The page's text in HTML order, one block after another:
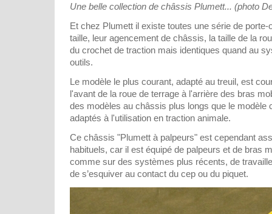
Une belle collection de châssis Plumett... (photo
Et chez Plumett il existe toutes une série de
taille, leur agencement de châssis, la taille de la
du crochet de traction mais identiques quand au
outils.
Le modèle le plus courant, adapté au treuil, est
l'avant de la roue de terrage à l'arrière des bras
des modèles au châssis plus longs que le modèle
adaptés à l'utilisation en traction animale.
Ce châssis "Plumett à palpeurs" est cependant
habituels, car il est équipé de palpeurs et de bras
comme sur des systèmes plus récents, de
de s’esquiver au contact du cep ou du piquet.